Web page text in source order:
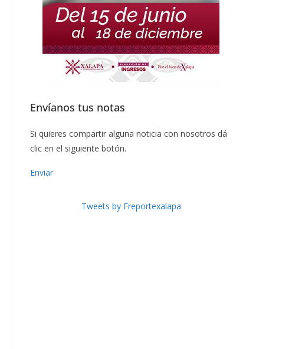
Envíanos tus notas
Si quieres compartir alguna noticia con nosotros dá
clic en el siguiente botón.
Enviar
Tweets by Freportexalapa